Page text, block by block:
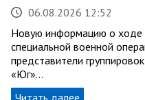
06.08.2026 12:52
Новую информацию о
специальной военной
представители
«Юг»…